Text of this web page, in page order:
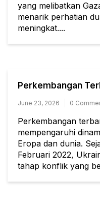
yang melibatkan
menarik perhatian
meningkat....
Perkembangan
June 23, 2026 0
Perkembangan
mempengaruhi
Eropa dan dunia.
Februari 2022,
tahap konflik yang